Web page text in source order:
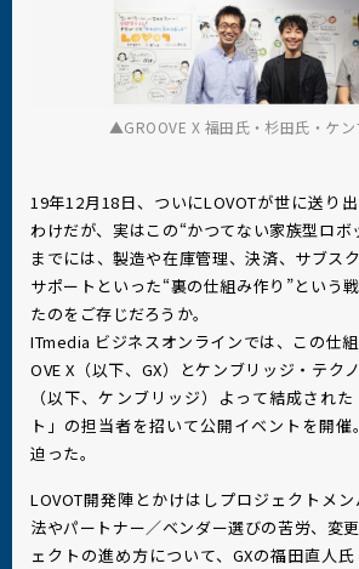
GROOVE X 福田氏・杉田氏・ケ
19年12月18日、ついにLOVOTが世に送り
わけだが、実はこの“かつてない家族型ロボ
までには、製造や在庫管理、決済、サブス
サポートといった“裏の仕組み作り”という
たのをご存じだろうか。
ITmedia ビジネスオンラインでは、この仕
OVE X（以下、GX）とケンブリッジ・テク
（以下、ケンブリッジ）よって結成され
ト」の担当者を招いて公開イベントを開催
迫った。
LOVOT開発陣とかけはしプロジェクトメ
法やパートナー／ベンダー選びの苦労、変
ェクトの進め方について、GXの福田直人